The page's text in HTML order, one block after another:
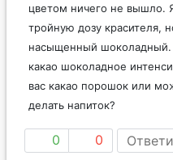
цветом ничего не вышло.
тройную дозу красителя,
насыщенный шоколадный.
какао шоколадное
вас какао порошок или
делать напиток?
0 0